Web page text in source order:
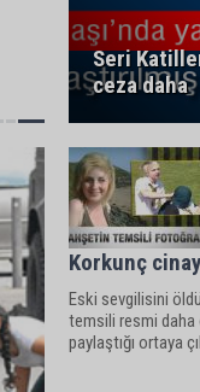
Seri
ceza daha
Korkunç
Eski sevgilisini
temsili resmi daha
paylaştığı ortaya